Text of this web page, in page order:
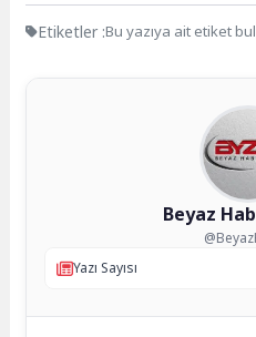
Etiketler :Bu yazıya ait etiket
Beyaz
Yazı Sayısı